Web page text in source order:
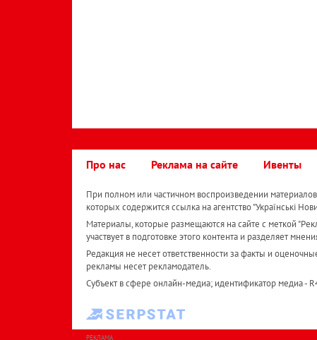
Про нас Реклама на сайте Ивенты
При полном или частичном воспроизведении
которых содержится ссылка на агентство "Українськi
Материалы, которые размещаются на сайте с меткой
участвует в подготовке этого контента и разделяет
Редакция не несет ответственности за факты и
рекламы несет рекламодатель.
Субъект в сфере онлайн-медиа; идентификатор медиа -
РЕКЛАМА